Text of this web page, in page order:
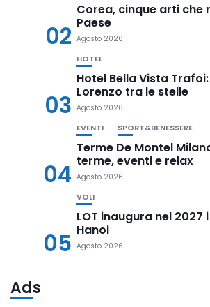
02
Corea, cinque arti che
Paese
Agosto 2026
03
HOTEL
Hotel Bella Vista
Lorenzo tra le stelle
Agosto 2026
04
EVENTI SPORT&BENESSERE
Terme De Montel
terme, eventi e relax
Agosto 2026
05
VOLI
LOT inaugura nel
Hanoi
Agosto 2026
Ads